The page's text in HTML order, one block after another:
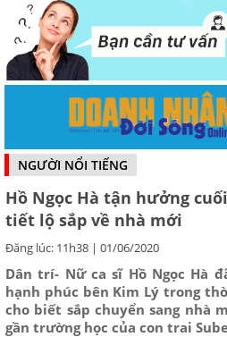
NGƯỜI NỔI TIẾNG
Hồ Ngọc Hà tận hưởng
tiết lộ sắp về nhà mới
Đăng lúc: 11h38 | 01/06/2020
Dân trí- Nữ ca sĩ Hồ Ngọc Hà
hạnh phúc bên Kim Lý trong
cho biết sắp chuyển sang nhà
gần trường học của con trai